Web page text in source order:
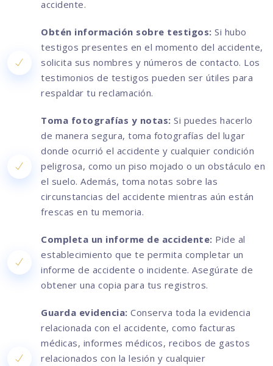
accidente.
Obtén información sobre testigos: Si hubo
testigos presentes en el momento del accidente,
solicita sus nombres y números de contacto. Los
testimonios de testigos pueden ser útiles para
respaldar tu reclamación.
Toma fotografías y notas: Si puedes hacerlo
de manera segura, toma fotografías del lugar
donde ocurrió el accidente y cualquier condición
peligrosa, como un piso mojado o un obstáculo en
el suelo. Además, toma notas sobre las
circunstancias del accidente mientras aún están
frescas en tu memoria.
Completa un informe de accidente: Pide al
establecimiento que te permita completar un
informe de accidente o incidente. Asegúrate de
obtener una copia para tus registros.
Guarda evidencia: Conserva toda la evidencia
relacionada con el accidente, como facturas
médicas, informes médicos, recibos de gastos
relacionados con la lesión y cualquier